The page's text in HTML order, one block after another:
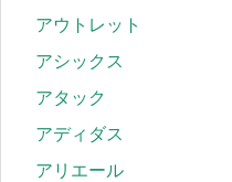
アウトレット
アシックス
アタック
アディダス
アリエール